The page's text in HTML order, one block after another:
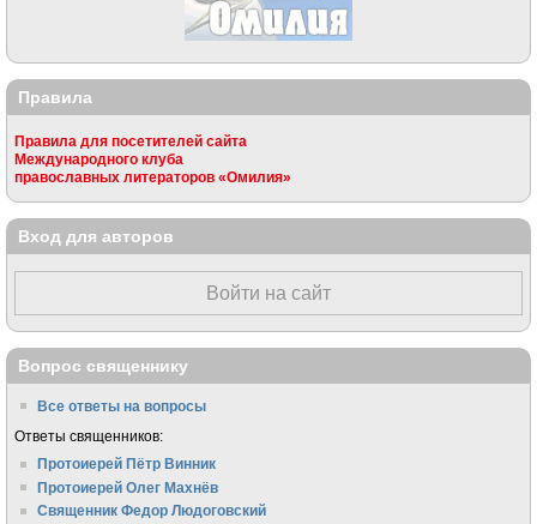
Правила
Правила для посетителей сайта
Международного клуба
православных литераторов «Омилия»
Вход для авторов
Войти на сайт
Вопрос священнику
Все ответы на вопросы
Ответы священников:
Протоиерей Пётр Винник
Протоиерей Олег Махнёв
Священник Федор Людоговский